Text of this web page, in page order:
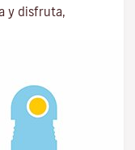
y disfruta,